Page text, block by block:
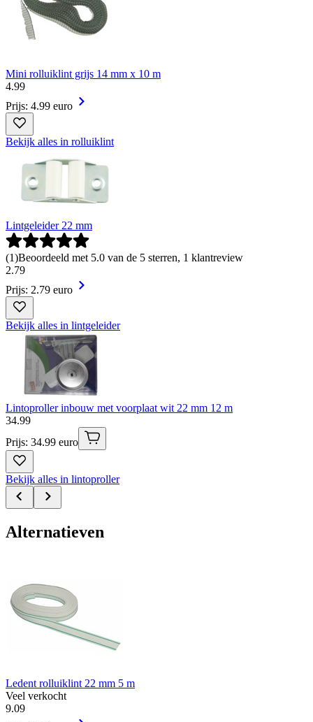
Mini rolluiklint grijs 14 mm x 10 m
4.99
Prijs: 4.99 euro
Bekijk alles in rolluiklint
Lintgeleider 22 mm
(1)Beoordeeld met 5.0 van de 5 sterren, 1 klantreview
2.79
Prijs: 2.79 euro
Bekijk alles in lintgeleider
Lintoproller inbouw met voorplaat wit 22 mm 12 m
34.99
Prijs: 34.99 euro
Bekijk alles in lintoproller
Alternatieven
Ledent rolluiklint 22 mm 5 m
Veel verkocht
9.09